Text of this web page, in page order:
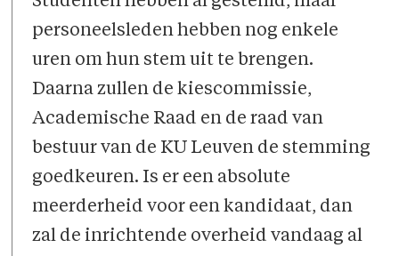
personeelsleden hebben nog enkele
uren om hun stem uit te brengen.
Daarna zullen de kiescommissie,
Academische Raad en de raad van
bestuur van de KU Leuven de stemming
goedkeuren. Is er een absolute
meerderheid voor een kandidaat, dan
zal de inrichtende overheid vandaag al